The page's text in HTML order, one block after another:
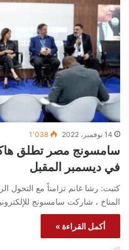
14 نوفمبر، 2022 1٬038
سامسونج مصر تطلق
في ديسمبر المقبل
كتبت: رشا غانم تزامناً مع التحول
المناخ ، شاركت سامسونج
أكمل القراءة »